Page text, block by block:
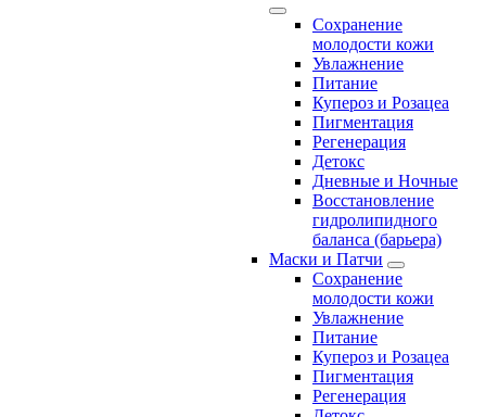
Сохранение
молодости кожи
Увлажнение
Питание
Купероз и Розацеа
Пигментация
Регенерация
Детокс
Дневные и Ночные
Восстановление
гидролипидного
баланса (барьера)
Маски и Патчи
Сохранение
молодости кожи
Увлажнение
Питание
Купероз и Розацеа
Пигментация
Регенерация